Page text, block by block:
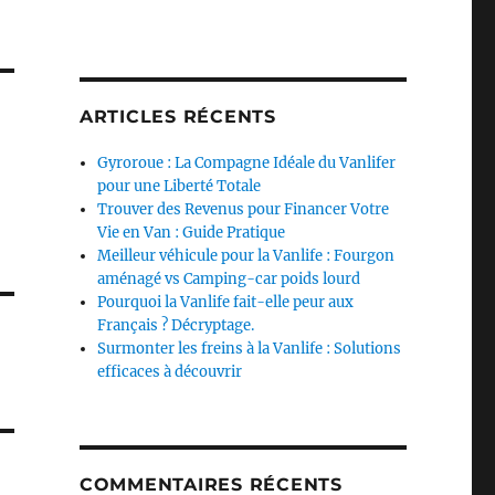
ARTICLES RÉCENTS
Gyroroue : La Compagne Idéale du Vanlifer
pour une Liberté Totale
Trouver des Revenus pour Financer Votre
Vie en Van : Guide Pratique
Meilleur véhicule pour la Vanlife : Fourgon
aménagé vs Camping-car poids lourd
Pourquoi la Vanlife fait-elle peur aux
Français ? Décryptage.
Surmonter les freins à la Vanlife : Solutions
efficaces à découvrir
COMMENTAIRES RÉCENTS